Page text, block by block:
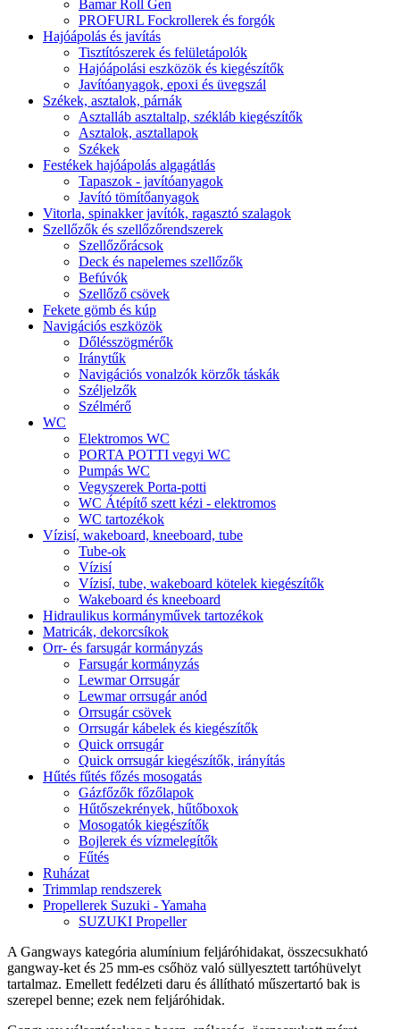
Bamar Roll Gen
PROFURL Fockrollerek és forgók
Hajóápolás és javítás
Tisztítószerek és felületápolók
Hajóápolási eszközök és kiegészítők
Javítóanyagok, epoxi és üvegszál
Székek, asztalok, párnák
Asztalláb asztaltalp, székláb kiegészítők
Asztalok, asztallapok
Székek
Festékek hajóápolás algagátlás
Tapaszok - javítóanyagok
Javító tömítőanyagok
Vitorla, spinakker javítók, ragasztó szalagok
Szellőzők és szellőzőrendszerek
Szellőzőrácsok
Deck és napelemes szellőzők
Befúvók
Szellőző csövek
Fekete gömb és kúp
Navigációs eszközök
Dőlésszögmérők
Iránytűk
Navigációs vonalzók körzők táskák
Széljelzők
Szélmérő
WC
Elektromos WC
PORTA POTTI vegyi WC
Pumpás WC
Vegyszerek Porta-potti
WC Átépítő szett kézi - elektromos
WC tartozékok
Vízisí, wakeboard, kneeboard, tube
Tube-ok
Vízisí
Vízisí, tube, wakeboard kötelek kiegészítők
Wakeboard és kneeboard
Hidraulikus kormányművek tartozékok
Matricák, dekorcsíkok
Orr- és farsugár kormányzás
Farsugár kormányzás
Lewmar Orrsugár
Lewmar orrsugár anód
Orrsugár csövek
Orrsugár kábelek és kiegészítők
Quick orrsugár
Quick orrsugár kiegészítők, irányítás
Hűtés fűtés főzés mosogatás
Gázfőzők főzőlapok
Hűtőszekrények, hűtőboxok
Mosogatók kiegészítők
Bojlerek és vízmelegítők
Fűtés
Ruházat
Trimmlap rendszerek
Propellerek Suzuki - Yamaha
SUZUKI Propeller
A Gangways kategória alumínium feljáróhidakat, összecsukható
gangway-ket és 25 mm-es csőhöz való süllyesztett tartóhüvelyt
tartalmaz. Emellett fedélzeti daru és állítható műszertartó bak is
szerepel benne; ezek nem feljáróhidak.